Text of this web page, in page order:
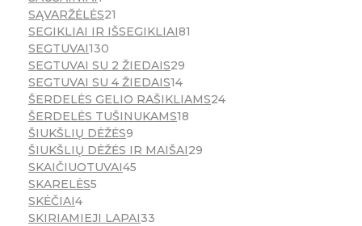
SĄVARŽĖLĖS21
SEGIKLIAI IR IŠSEGIKLIAI81
SEGTUVAI130
SEGTUVAI SU 2 ŽIEDAIS29
SEGTUVAI SU 4 ŽIEDAIS14
ŠERDELĖS GELIO RAŠIKLIAMS24
ŠERDELĖS TUŠINUKAMS18
ŠIUKŠLIŲ DĖŽĖS9
ŠIUKŠLIŲ DĖŽĖS IR MAIŠAI29
SKAIČIUOTUVAI45
SKARELĖS5
SKĖČIAI4
SKIRIAMIEJI LAPAI33